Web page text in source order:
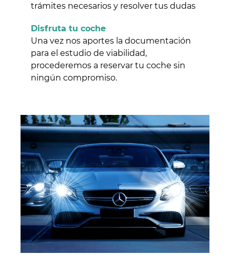
trámites necesarios y resolver tus dudas
Disfruta tu coche
Una vez nos aportes la documentación
para el estudio de viabilidad,
procederemos a reservar tu coche sin
ningún compromiso.